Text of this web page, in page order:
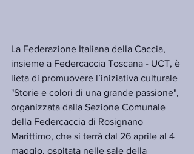
La Federazione Italiana della Caccia,
insieme a Federcaccia Toscana - UCT, è
lieta di promuovere l’iniziativa culturale
"Storie e colori di una grande passione",
organizzata dalla Sezione Comunale
della Federcaccia di Rosignano
Marittimo, che si terrà dal 26 aprile al 4
maggio, ospitata nelle sale della